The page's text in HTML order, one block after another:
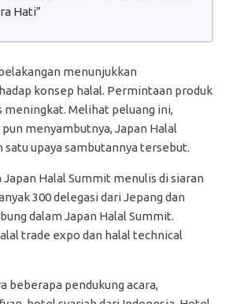
Hati”
menunjukkan
konsep halal. Permintaan produk
meningkat. Melihat peluang ini,
menyambutnya, Japan Halal
satu upaya sambutannya tersebut.
Halal Summit menulis di siaran
300 delegasi dari Jepang dan
dalam Japan Halal Summit.
trade expo dan halal technical
beberapa pendukung acara,